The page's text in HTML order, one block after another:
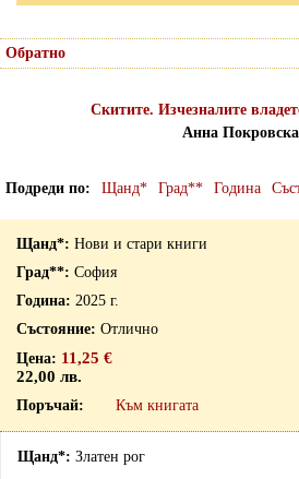
Обратно
Скитите. Изчезналите
Анна
Подреди по Щанд* Град** Година
Нови и стари книги
София
2025 г.
Отлично
11,25 €
22,00 лв.
Към книгата
Златен рог